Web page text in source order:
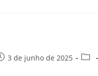
3 de junho de 2025